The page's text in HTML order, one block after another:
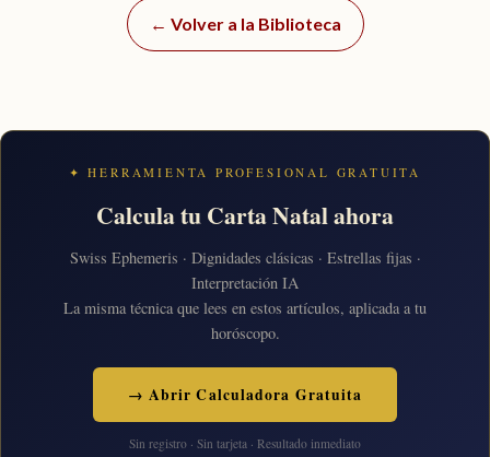
← Volver a la Biblioteca
✦ HERRAMIENTA PROFESIONAL GRATUITA
Calcula tu Carta Natal ahora
Swiss Ephemeris · Dignidades clásicas · Estrellas fijas ·
Interpretación IA
La misma técnica que lees en estos artículos, aplicada a tu
horóscopo.
→ Abrir Calculadora Gratuita
Sin registro · Sin tarjeta · Resultado inmediato